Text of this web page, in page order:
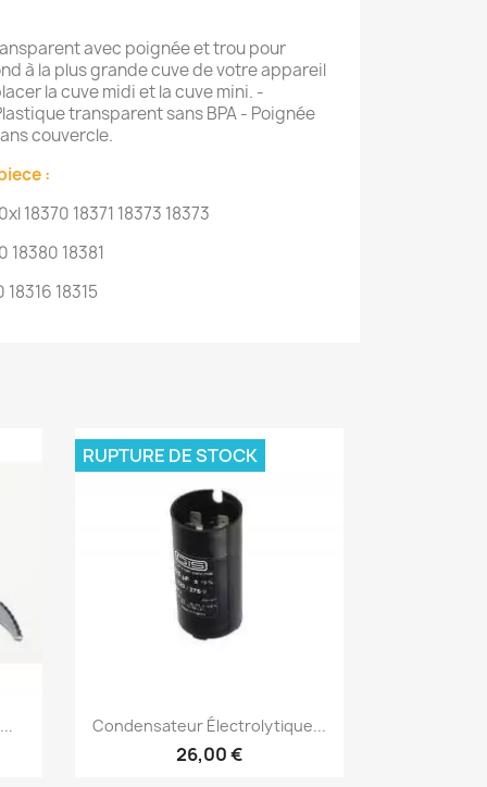
avec poignée et trou pour
à la plus grande cuve de votre appareil
la cuve midi et la cuve mini. -
transparent sans BPA - Poignée
couvercle.
:
18370 18371 18373 18373
18380 18381
18315
Aperçu rapide
Condensateur Électrolytique...
26,00 €
RUPTURE DE STOCK